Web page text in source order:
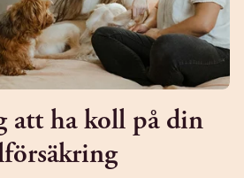
att ha koll på din